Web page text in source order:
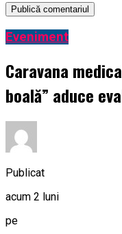
Eveniment
Caravana
boală” aduce
Publicat
acum 2 luni
pe